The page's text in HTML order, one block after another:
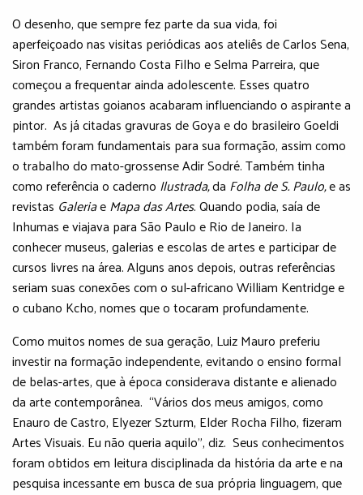
O desenho, que sempre fez parte da sua vida, foi
aperfeiçoado nas visitas periódicas aos ateliês de Carlos Sena,
Siron Franco, Fernando Costa Filho e Selma Parreira, que
começou a frequentar ainda adolescente. Esses quatro
grandes artistas goianos acabaram influenciando o aspirante a
pintor. As já citadas gravuras de Goya e do brasileiro Goeldi
também foram fundamentais para sua formação, assim como
o trabalho do mato-grossense Adir Sodré. Também tinha
como referência o caderno Ilustrada,da Folha de S. Paulo,e as
revistas GaleriaeMapa das Artes. Quando podia, saía de
Inhumas e viajava para São Paulo e Rio de Janeiro. Ia
conhecer museus, galerias e escolas de artes e participar de
cursos livres na área. Alguns anos depois, outras referências
seriam suas conexões com o sul-africano William Kentridge e
o cubano Kcho, nomes que o tocaram profundamente.
Como muitos nomes de sua geração, Luiz Mauro preferiu
investir na formação independente, evitando o ensino formal
de belas-artes, que à época considerava distante e alienado
da arte contemporânea. “Vários dos meus amigos, como
Enauro de Castro, Elyezer Szturm, Elder Rocha Filho, fizeram
Artes Visuais. Eu não queria aquilo”, diz. Seus conhecimentos
foram obtidos em leitura disciplinada da história da arte e na
pesquisa incessante em busca de sua própria linguagem, que